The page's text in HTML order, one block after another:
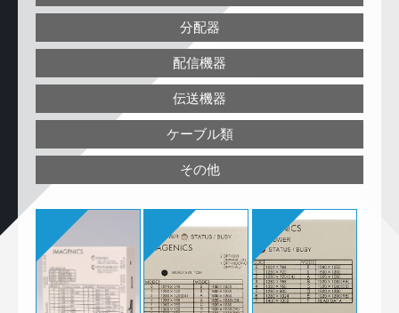
分配器
配信機器
伝送機器
ケーブル類
その他